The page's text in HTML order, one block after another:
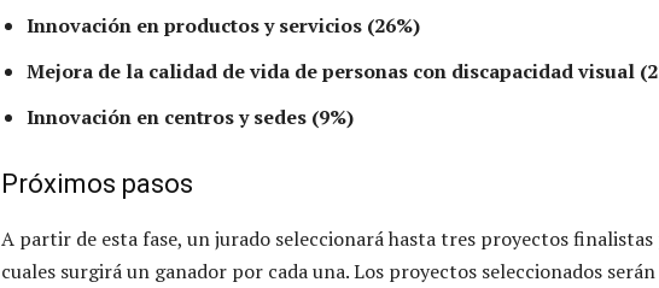
Innovación en productos y servicios (26%)
Mejora de la calidad de vida de personas con discapacidad visual
Innovación en centros y sedes (9%)
Próximos pasos
A partir de esta fase, un jurado seleccionará hasta tres proyectos
cuales surgirá un ganador por cada una. Los proyectos seleccionados